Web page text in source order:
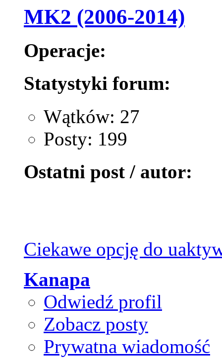
MK2 (2006-2014)
Operacje:
Statystyki forum:
Wątków: 27
Posty: 199
Ostatni post / autor:
Ciekawe opcję do
Kanapa
Odwiedź profil
Zobacz posty
Prywatna wiadomość